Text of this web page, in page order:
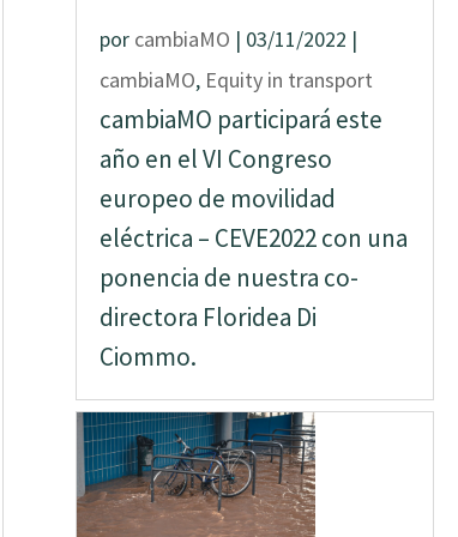
por cambiaMO | 03/11/2022 |
cambiaMO, Equity in transport
cambiaMO participará este
año en el VI Congreso
europeo de movilidad
eléctrica – CEVE2022 con una
ponencia de nuestra co-
directora Floridea Di
Ciommo.